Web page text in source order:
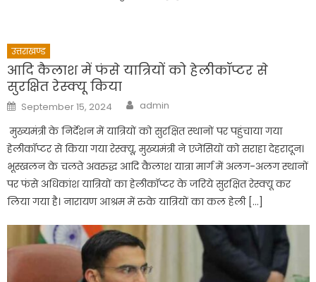
उत्तराखण्ड
आदि कैलाश में फंसे यात्रियों को हेलीकॉप्टर से
सुरक्षित रेस्क्यू किया
Posted
on
September 15, 2024 Author
admin
मुख्यमंत्री के निर्देशन में यात्रियों को सुरक्षित स्थानों पर पहुंचाया गया
हेलीकॉप्टर से किया गया रेस्क्यू, मुख्यमंत्री ने एजेंसियों को सराहा देहरादून।
भूस्खलन के चलते अवरुद्ध आदि कैलाश यात्रा मार्ग में अलग-अलग स्थानों
पर फंसे अधिकांश यात्रियों का हेलीकॉप्टर के जरिये सुरक्षित रेस्क्यू कर
लिया गया है। नारायण आश्रम में रुके यात्रियों का कल हेली […]